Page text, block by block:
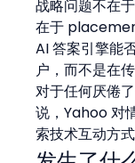
战略问题不在
在于
AI 答案引擎能
户，而不是在
对于任何厌倦
说，Yahoo 对
索技术互动方